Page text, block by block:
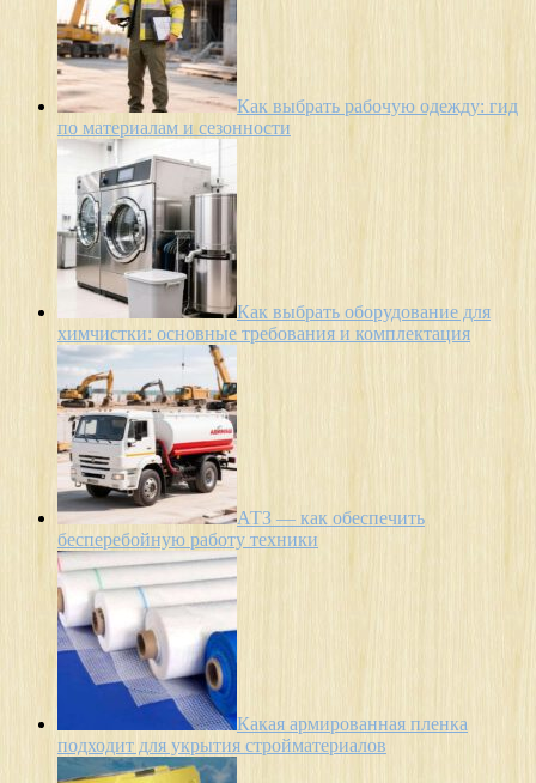
Как выбрать рабочую одежду: гид
по материалам и сезонности
Как выбрать оборудование для
химчистки: основные требования и комплектация
АТЗ — как обеспечить
бесперебойную работу техники
Какая армированная пленка
подходит для укрытия стройматериалов